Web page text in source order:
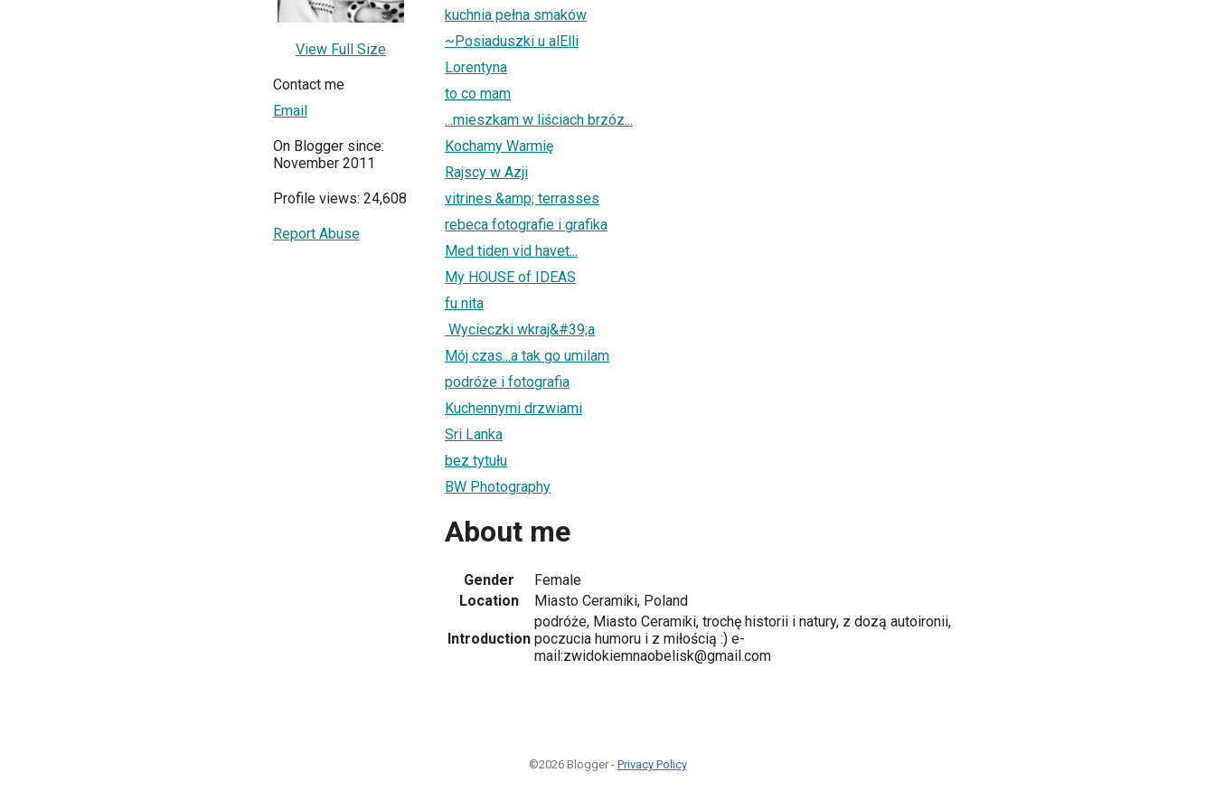
View Full Size
Contact me
Email
On Blogger since:
November 2011
Profile views: 24,608
Report Abuse
kuchnia pełna smaków
~Posiaduszki u alElli
Lorentyna
to co mam
...mieszkam w liściach brzóz...
Kochamy Warmię
Rajscy w Azji
vitrines &amp; terrasses
rebeca fotografie i grafika
Med tiden vid havet...
My HOUSE of IDEAS
fu nita
Wycieczki wkraj&#39;a
Mój czas...a tak go umilam
podróże i fotografia
Kuchennymi drzwiami
Sri Lanka
bez tytułu
BW Photography
About me
Gender
Female
Location
Miasto Ceramiki, Poland
Introduction
podróże, Miasto Ceramiki, trochę historii i natury, z dozą autoironii,
poczucia humoru i z miłością :) e-
mail:zwidokiemnaobelisk@gmail.com
©2026 Blogger - Privacy Policy